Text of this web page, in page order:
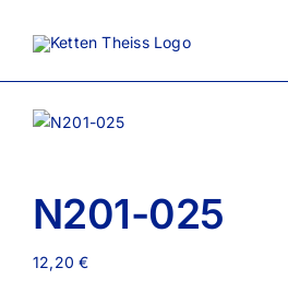
Inhalt
N201-025
12,20€